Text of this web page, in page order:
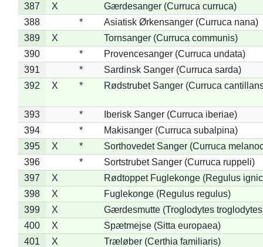
387
X
Gærdesanger (Curruca curruca)
388
*
Asiatisk Ørkensanger (Curruca nana)
389
X
Tornsanger (Curruca communis)
390
*
Provencesanger (Curruca undata)
391
*
Sardinsk Sanger (Curruca sarda)
392
X * Rødstrubet Sanger (Curruca
393 *
Iberisk Sanger (Curruca iberiae)
394
*
Makisanger (Curruca subalpina)
395
X *
Sorthovedet Sanger (Curruca
396
*
Sortstrubet Sanger (Curruca ruppeli)
397
X
Rødtoppet Fuglekonge (Regulus
398
X
Fuglekonge (Regulus regulus)
399
X
Gærdesmutte (Troglodytes
400
X
Spætmejse (Sitta europaea)
401
X
Træløber (Certhia familiaris)